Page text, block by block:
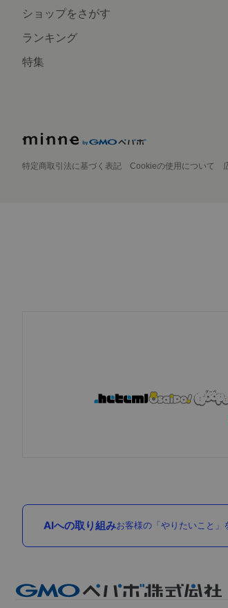
ショップをさがす
ランキング
特集
特定商取引法に基づく表記 Cookieの使用について
AIへの取り組みお客様の「やりたいこと」